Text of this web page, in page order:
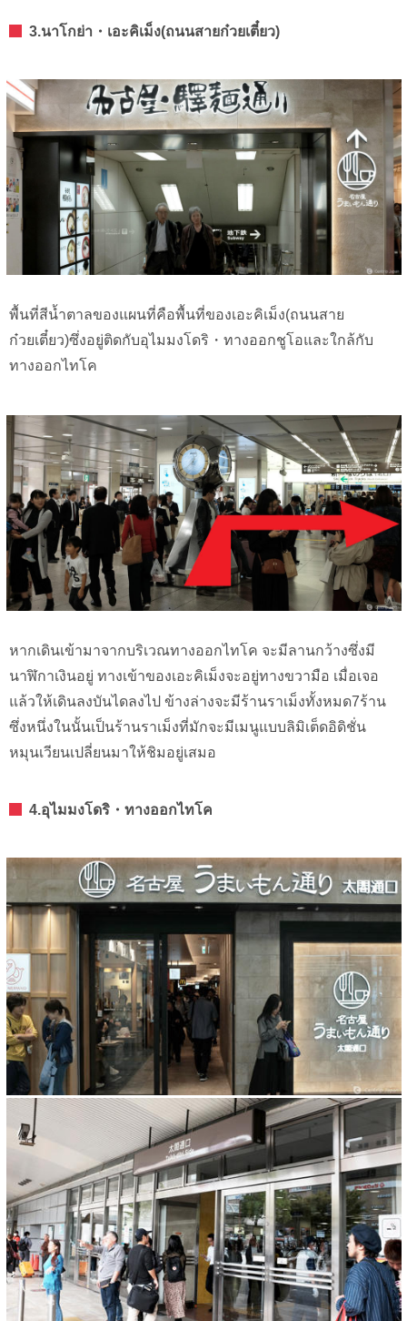
3.นาโกย่า・เอะคิเม็ง(ถนนสายก๋วยเตี๋ยว)
พื้นที่สีน้ำตาลของแผนที่คือพื้นที่ของเอะคิเม็ง(ถนนสาย
ก๋วยเตี๋ยว)ซึ่งอยู่ติดกับอุไมมงโดริ・ทางออกชูโอและใกล้กับ
ทางออกไทโค
หากเดินเข้ามาจากบริเวณทางออกไทโค จะมีลานกว้างซึ่งมี
นาฬิกาเงินอยู่ ทางเข้าของเอะคิเม็งจะอยู่ทางขวามือ เมื่อเจอ
แล้วให้เดินลงบันไดลงไป ข้างล่างจะมีร้านราเม็งทั้งหมด7ร้าน
ซึ่งหนึ่งในนั้นเป็นร้านราเม็งที่มักจะมีเมนูแบบลิมิเต็ดอิดิชั่น
หมุนเวียนเปลี่ยนมาให้ชิมอยู่เสมอ
4.อุไมมงโดริ・ทางออกไทโค